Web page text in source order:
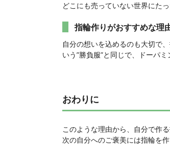
どこにも売っていない世界にた
指輪作りがおすすめな理
自分の想いを込めるのも大切で
いう”勝負服”と同じで、ドーパ
おわりに
このような理由から、自分で作
次の自分へのご褒美には指輪を